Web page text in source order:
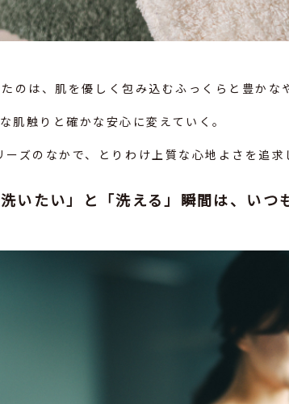
のは、肌を優しく包み込むふっくらと豊かな
肌触りと確かな安心に変えていく。
ズのなかで、とりわけ上質な心地よさを追求
洗いたい」と「洗える」瞬間は、いつ